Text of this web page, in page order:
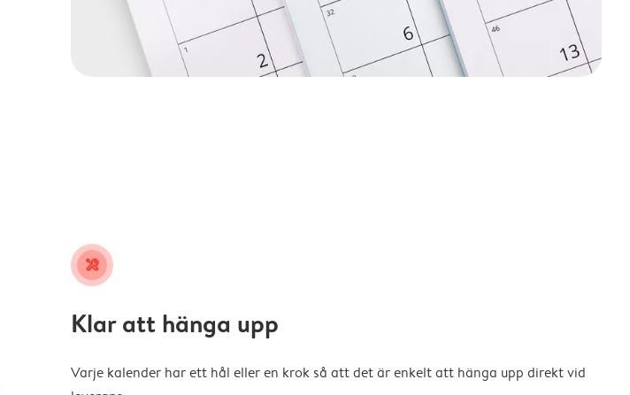
tools
Klar att hänga upp
Varje kalender har ett hål eller en krok så att det är enkelt att hänga upp direkt vid